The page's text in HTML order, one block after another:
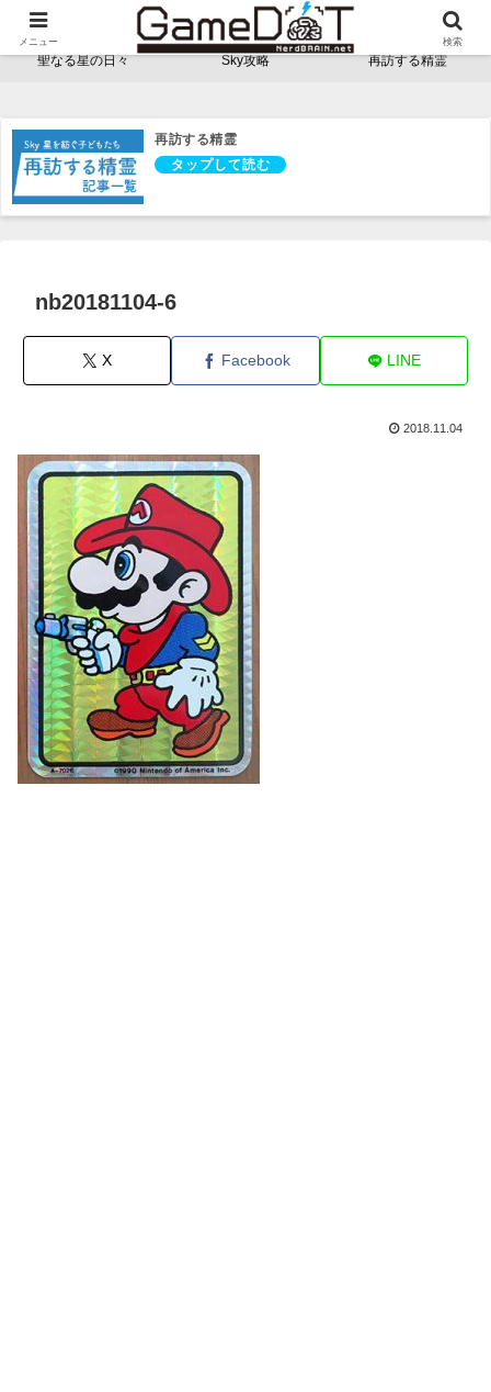
NerdBRAINゲーム支部 - ゲームドット -
聖なる星の日々 Sky攻略 再訪する精霊
再訪する精霊
nb20181104-6
X Facebook LINE
2018.11.04
メニュー 検索